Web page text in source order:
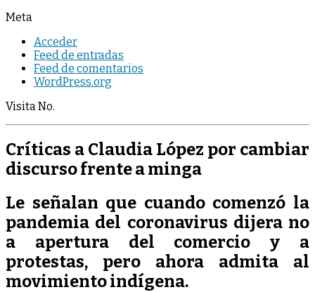
VALIENTE,
PARA
UNAS
COSAS,
PARA
OTRAS,
DICE
RUEDA
SUBIENDO
EL
TONO
Meta
Acceder
Feed de entradas
Feed de comentarios
WordPress.org
Visita No.
Críticas a Claudia López por cambiar
discurso frente a minga
Le señalan que cuando comenzó la
pandemia del coronavirus dijera no
a apertura del comercio y a
protestas, pero ahora admita al
movimiento indígena.